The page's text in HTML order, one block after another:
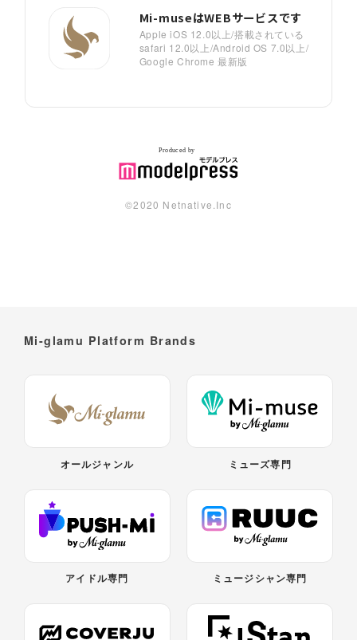
Mi-museはWEBサービスです
Apple iOS 12.0以上/搭載されている
safari 12.0以上/Android OS 7.0以上/
Google Chrome 最新版
©︎2020 Netnative.Inc
Mi-glamu Platform Brands
オールジャンル ミューズ専門
アイドル専門 ミュージシャン専門